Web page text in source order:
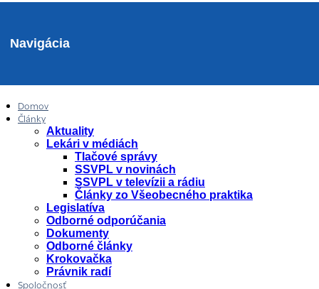
Navigácia
Domov
Články
Aktuality
Lekári v médiách
Tlačové správy
SSVPL v novinách
SSVPL v televízii a rádiu
Články zo Všeobecného praktika
Legislatíva
Odborné odporúčania
Dokumenty
Odborné články
Krokovačka
Právnik radí
Spoločnosť